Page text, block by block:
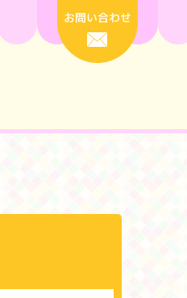
お問い合わせ